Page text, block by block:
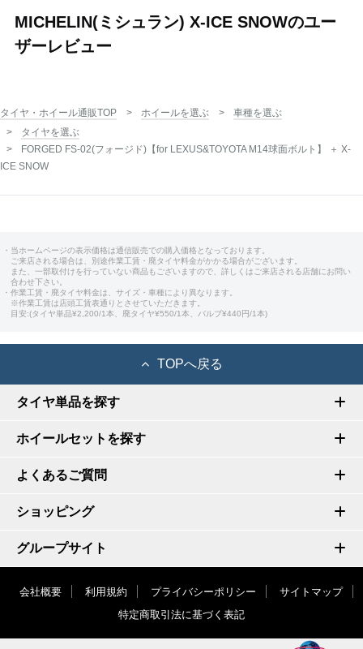
MICHELIN(ミシュラン) X-ICE SNOWのユー
ザーレビュー
タイヤ・ホイール通販TOP ホイールを選ぶ
車種を選ぶ
タイヤを選ぶ
FORGED FS-02(フォージド)【for LEXUS&TOYOTA M14球面ボルト】 ＋ X-
ICE SNOW
・当ホームページの表示価格は通信販売での購入価格となっております。
ご来店される場合は、別途作業工賃・廃タイヤ料金がかかる場合がございます。
また、一部取付けを行っていない商品もございますので、詳しくはご来店される店舗にお問い
合わせ下さい。
・作業工賃・廃タイヤ料金は、サイズ・車種により異なります。
※作業工賃は店頭工賃表通りとさせていただきます。
目安:(タイヤ単品¥2,200/1本、廃タイヤ¥550/1本、バルブ¥440円/1本)
TOPへ戻る
タイヤ単品を探す
ホイールセットを探す
よくあるご質問
ショッピング
グループサイト
会社概要 利用規約 プライバシーポリシー
サイトマップ
特定商取引法に基づく表記